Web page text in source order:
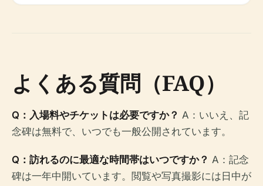
よくある質問（FAQ）
Q：入場料やチケットは必要ですか？ A：いいえ、記
念碑は無料で、いつでも一般公開されています。
Q：訪れるのに最適な時間帯はいつですか？ A：記念
碑は一年中開いています。閲覧や写真撮影には日中が